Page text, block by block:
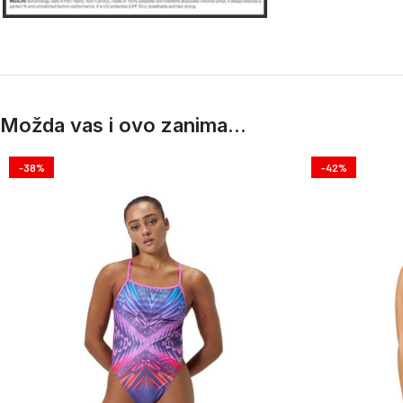
Možda vas i ovo zanima...
-38% -42%